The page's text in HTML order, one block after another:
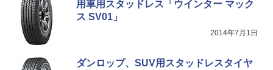
用車用スタッドレス「ウインター マック
ス SV01」
2014年7月1日
ダンロップ、SUV用スタッドレスタイヤ